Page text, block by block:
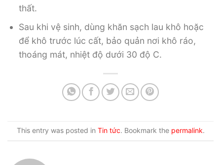
thất.
Sau khi vệ sinh, dùng khăn sạch lau khô hoặc
để khô trước lúc cất, bảo quản nơi khô ráo,
thoáng mát, nhiệt độ dưới 30 độ C.
This entry was posted in Tin tức. Bookmark the permalink.